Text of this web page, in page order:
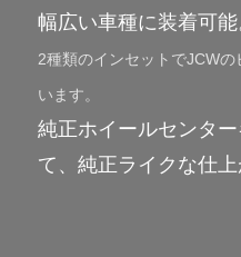
幅広い車種に装着可能
2種類のインセットでJCW
います。
純正ホイールセンタ
て、純正ライクな仕上